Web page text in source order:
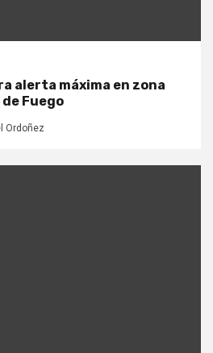
alerta máxima en zona
Fuego
Ordoñez